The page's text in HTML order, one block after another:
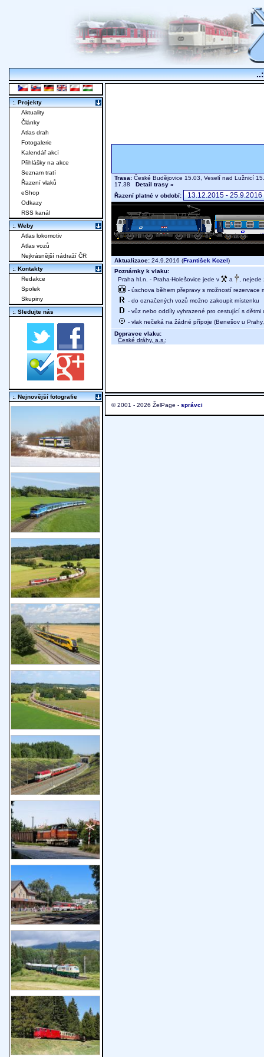
Trasa: České Budějovice 15.03, Veselí nad Lužnicí
17.38 Detail trasy »
Řazení platné v období:
Aktualizace: 24.9.2016 (František Kozel)
Poznámky k vlaku:
Praha hl.n. - Praha-Holešovice jede v
a
,
- úschova během přepravy s možností rezervace
- do označených vozů možno zakoupit místenku
- vůz nebo oddíly vyhrazené pro cestující s dětmi
- vlak nečeká na žádné přípoje (Benešov u
Dopravce vlaku:
České dráhy, a.s. ;
© 2001 - 2026 ŽelPage - správci
:. Projekty
Aktuality
Články
Atlas drah
Fotogalerie
Kalendář akcí
Přihlášky na akce
Seznam tratí
Řazení vlaků
eShop
Odkazy
RSS kanál
:. Weby
Atlas lokomotiv
Atlas vozů
Nejkrásnější nádraží ČR
:. Kontakty
Redakce
Spolek
Skupiny
:. Sledujte nás
:. Nejnovější fotografie